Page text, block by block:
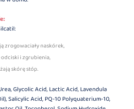
zrogowaciały naskórek,
i zgrubienia,
skórę stóp.
Glycolic Acid, Lactic Acid, Lavendula
Salicylic Acid, PQ-10 Polyquaterium-10,